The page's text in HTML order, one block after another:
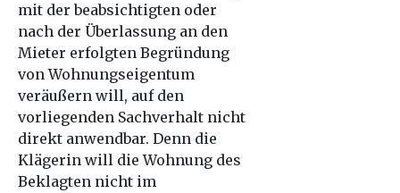
mit der beabsichtigten oder
nach der Überlassung an den
Mieter erfolgten Begründung
von Wohnungseigentum
veräußern will, auf den
vorliegenden Sachverhalt nicht
direkt anwendbar. Denn die
Klägerin will die Wohnung des
Beklagten nicht im